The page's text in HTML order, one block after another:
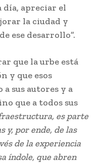
día, apreciar el
la ciudad y
ese desarrollo”.
que la urbe está
y que esos
sus autores y a
que a todos sus
es parte
y, por ende, de las
de la experiencia
índole, que abren